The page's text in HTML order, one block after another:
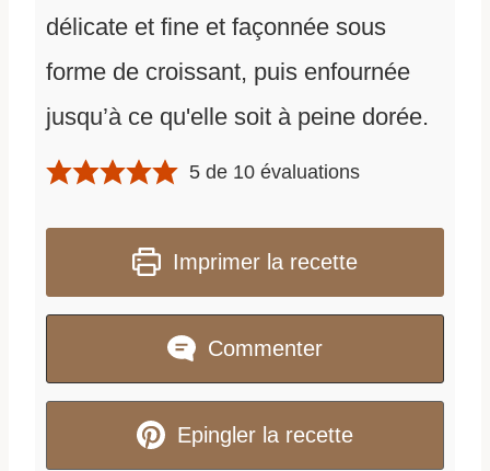
délicate et fine et façonnée sous
forme de croissant, puis enfournée
jusqu’à ce qu'elle soit à peine dorée.
5 de 10 évaluations
Imprimer la recette
Commenter
Epingler la recette